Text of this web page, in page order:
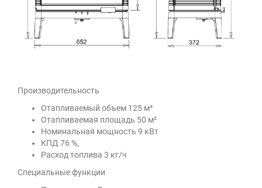
Производительность
Отапливаемый объем 125 м³
Отапливаемая площадь 50 м²
Номинальная мощность 9 кВт
КПД 76 %,
Расход топлива 3 кг/ч
Специальные функции